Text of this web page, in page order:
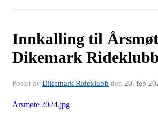
Innkalling til
Dikemark
Postet av Dikemark Rideklubb den 20. feb
Årsmøte 2024.jpg